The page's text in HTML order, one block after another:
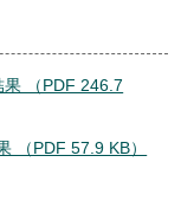
（PDF 246.7
（PDF 57.9 KB）